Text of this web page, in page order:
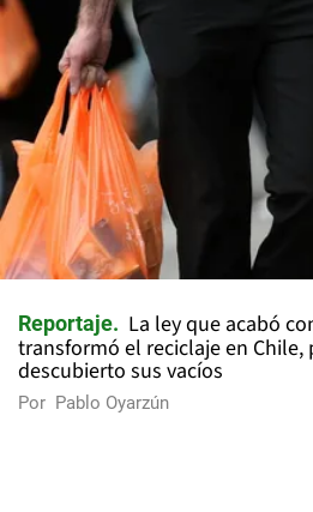
Reportaje
La ley que acabó
transformó el reciclaje en Chile,
descubierto sus vacíos
Por Pablo Oyarzún